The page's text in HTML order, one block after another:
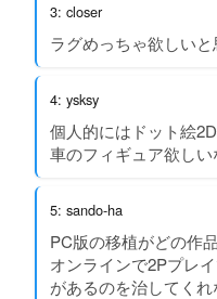
3: closer
ラグめっちゃ欲しい
4: ysksy
個人的にはドット絵
車のフィギュア欲しい
5: sando-ha
PC版の移植がどの作
オンラインで2Pプレ
があるのを治してく